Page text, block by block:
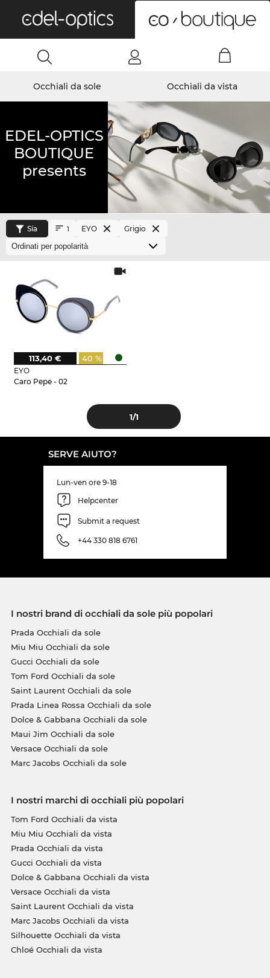
Occhiali da sole Occhiali da vista
EDEL-OPTICS
BOUTIQUE
presents
Sía 1 EYO Grigio
EYO
Caro Pepe - 02
40 %
113,40 €
1/1
SERVE AIUTO?
Lun-ven ore 9-18
Helpcenter
Submit a request
+44 330 818 6761
I nostri brand di occhiali da sole più popolari
Prada Occhiali da sole
Miu Miu Occhiali da sole
Gucci Occhiali da sole
Tom Ford Occhiali da sole
Saint Laurent Occhiali da sole
Prada Linea Rossa Occhiali da sole
Dolce & Gabbana Occhiali da sole
Maui Jim Occhiali da sole
Versace Occhiali da sole
Marc Jacobs Occhiali da sole
I nostri marchi di occhiali più popolari
Tom Ford Occhiali da vista
Miu Miu Occhiali da vista
Prada Occhiali da vista
Gucci Occhiali da vista
Dolce & Gabbana Occhiali da vista
Versace Occhiali da vista
Saint Laurent Occhiali da vista
Marc Jacobs Occhiali da vista
Silhouette Occhiali da vista
Chloé Occhiali da vista